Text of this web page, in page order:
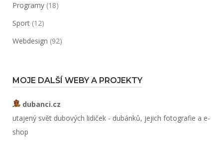
Programy (18)
Sport (12)
Webdesign (92)
MOJE DALŠÍ WEBY A PROJEKTY
dubanci.cz
utajený svět dubových lidiček - dubánků, jejich fotografie a e-
shop